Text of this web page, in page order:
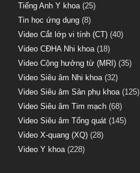
Tiếng Anh Y khoa (25)
Tin học ứng dụng (8)
Video Cắt lớp vi tính (CT) (40)
Video CĐHA Nhi khoa (18)
Video Cộng hưởng từ (MRI) (35)
Video Siêu âm Nhi khoa (32)
Video Siêu âm Sản phụ khoa (125)
Video Siêu âm Tim mạch (68)
Video Siêu âm Tổng quát (145)
Video X-quang (XQ) (28)
Video Y khoa (228)